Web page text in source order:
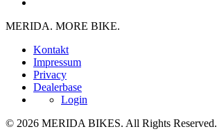
MERIDA. MORE BIKE.
Kontakt
Impressum
Privacy
Dealerbase
Login
© 2026 MERIDA BIKES. All Rights Reserved.